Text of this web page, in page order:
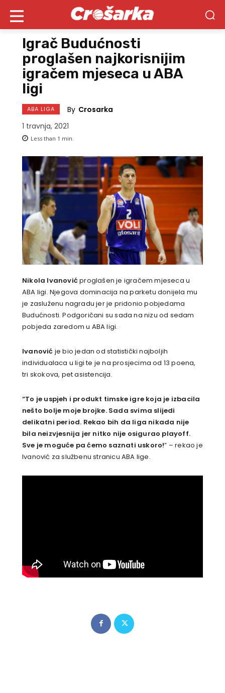
Igrač Budućnosti
proglašen najkorisnijim
igračem mjeseca u ABA
ligi
ABA LIGA By Crosarka
1 travnja, 2021
Less than 1 min.
Nikola Ivanovićproglašen je igračem mjeseca u
ABA ligi. Njegova dominacija na parketu donijela mu
je zasluženu nagradu jer je pridonio pobjedama
Budućnosti. Podgoričani su sada na nizu od sedam
pobjeda zaredom u ABA ligi.
Ivanović je bio jedan od statistički najboljih
individualaca u ligi te je na prosjecima od 13 poena,
tri skokova, pet asistencija.
“To je uspjeh i produkt timske igre koja je izbacila
nešto bolje moje brojke. Sada svima slijedi
delikatni period. Rekao bih da liga nikada nije
bila neizvjesnija jer nitko nije osigurao playoff.
Sve je moguće pa ćemo saznati uskoro!” – rekao je
Ivanović za službenu stranicu ABA lige.